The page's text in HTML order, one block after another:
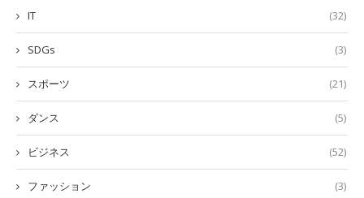
IT (32)
SDGs (3)
スポーツ (21)
ダンス (5)
ビジネス (52)
ファッション (3)